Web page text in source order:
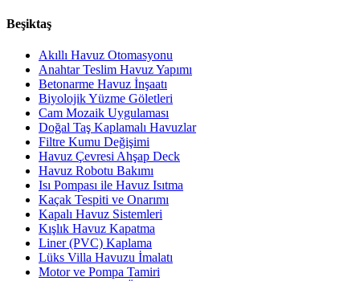
Beşiktaş
Akıllı Havuz Otomasyonu
Anahtar Teslim Havuz Yapımı
Betonarme Havuz İnşaatı
Biyolojik Yüzme Göletleri
Cam Mozaik Uygulaması
Doğal Taş Kaplamalı Havuzlar
Filtre Kumu Değişimi
Havuz Çevresi Ahşap Deck
Havuz Robotu Bakımı
Isı Pompası ile Havuz Isıtma
Kaçak Tespiti ve Onarımı
Kapalı Havuz Sistemleri
Kışlık Havuz Kapatma
Liner (PVC) Kaplama
Lüks Villa Havuzu İmalatı
Motor ve Pompa Tamiri